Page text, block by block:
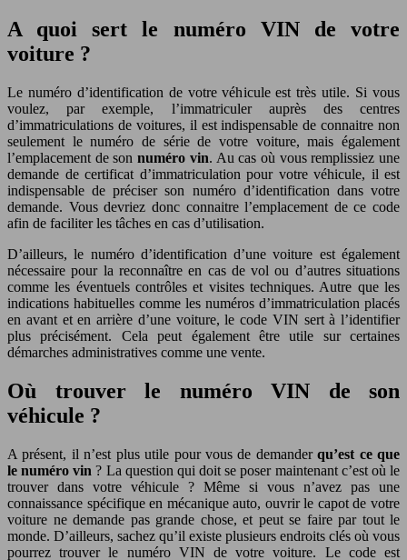
A quoi sert le numéro VIN de votre
voiture ?
Le numéro d’identification de votre véhicule est très utile. Si vous
voulez, par exemple, l’immatriculer auprès des centres
d’immatriculations de voitures, il est indispensable de connaitre non
seulement le numéro de série de votre voiture, mais également
l’emplacement de sonnuméro vin. Au cas où vous remplissiez une
demande de certificat d’immatriculation pour votre véhicule, il est
indispensable de préciser son numéro d’identification dans votre
demande. Vous devriez donc connaitre l’emplacement de ce code
afin de faciliter les tâches en cas d’utilisation.
D’ailleurs, le numéro d’identification d’une voiture est également
nécessaire pour la reconnaître en cas de vol ou d’autres situations
comme les éventuels contrôles et visites techniques. Autre que les
indications habituelles comme les numéros d’immatriculation placés
en avant et en arrière d’une voiture, le code VIN sert à l’identifier
plus précisément. Cela peut également être utile sur certaines
démarches administratives comme une vente.
Où trouver le numéro VIN de son
véhicule ?
A présent, il n’est plus utile pour vous de demanderqu’est ce que
le numéro vin? La question qui doit se poser maintenant c’est où le
trouver dans votre véhicule ? Même si vous n’avez pas une
connaissance spécifique en mécanique auto, ouvrir le capot de votre
voiture ne demande pas grande chose, et peut se faire par tout le
monde. D’ailleurs, sachez qu’il existe plusieurs endroits clés où vous
pourrez trouver le numéro VIN de votre voiture. Le code est